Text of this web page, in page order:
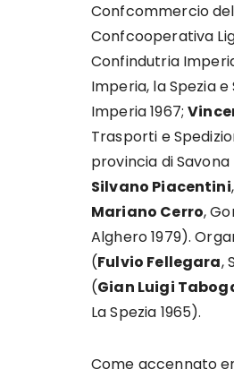
Confcommercio
Confcooperativa
Confindutria
Imperia, la Spezia
Imperia 1967;
Trasporti e
provincia di
Silvano Piacentini
Mariano Cerro,
Alghero 1979).
(Fulvio Fellegara,
(Gian Luigi
La Spezia 1965).
Come accennato